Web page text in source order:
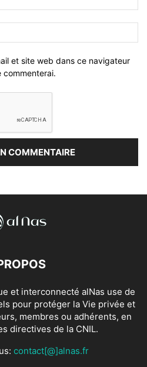
et site web dans ce navigateur
commenterai.
et interconnecté alNas use de
pour protéger la Vie privée et
membres ou adhérents, en
directives de la CNIL.
contact[@]alnas.fr